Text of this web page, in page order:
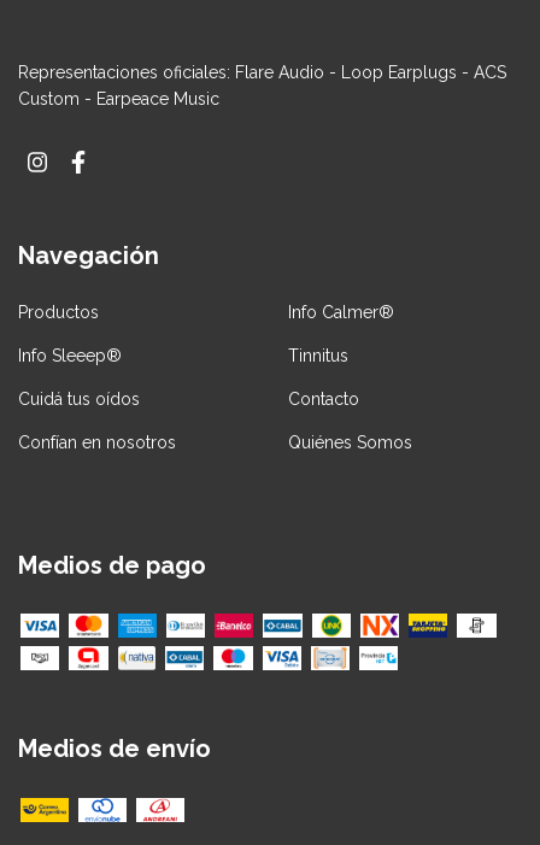
Representaciones oficiales: Flare Audio - Loop Earplugs - ACS
Custom - Earpeace Music
Navegación
Productos Info Calmer®
Info Sleeep® Tinnitus
Cuidá tus oídos Contacto
Confían en nosotros Quiénes Somos
Medios de pago
Medios de envío